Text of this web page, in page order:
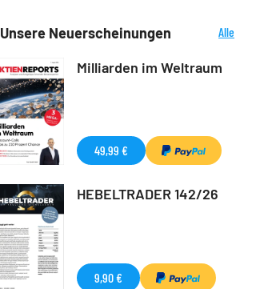
Unsere Neuerscheinungen
Alle
Milliarden im Weltraum
49,99 €
HEBELTRADER 142/26
9,90 €